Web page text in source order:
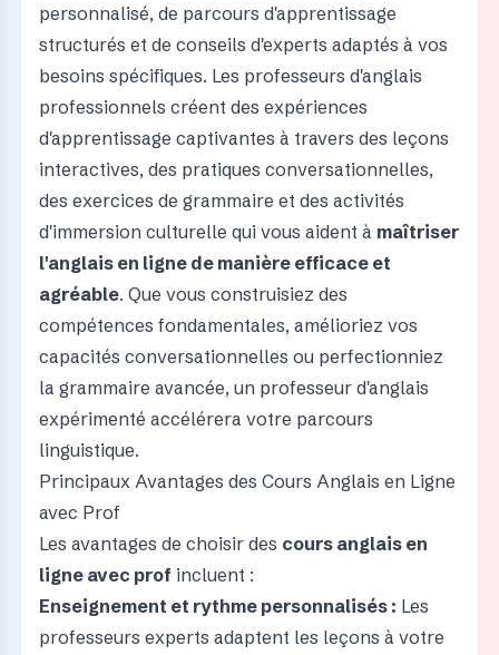
personnalisé, de parcours d'apprentissage
structurés et de conseils d'experts adaptés à vos
besoins spécifiques. Les professeurs d'anglais
professionnels créent des expériences
d'apprentissage captivantes à travers des leçons
interactives, des pratiques conversationnelles,
des exercices de grammaire et des activités
d'immersion culturelle qui vous aident à maîtriser
l'anglais en ligne de manière efficace et
agréable. Que vous construisiez des
compétences fondamentales, amélioriez vos
capacités conversationnelles ou perfectionniez
la grammaire avancée, un professeur d'anglais
expérimenté accélérera votre parcours
linguistique.
Principaux Avantages des Cours Anglais en Ligne
avec Prof
Les avantages de choisir des cours anglais en
ligne avec prof incluent :
Enseignement et rythme personnalisés : Les
professeurs experts adaptent les leçons à votre